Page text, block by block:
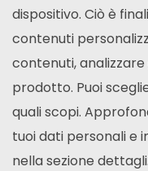
dispositivo. Ciò è
contenuti
contenuti,
prodotto. Puoi
quali scopi.
tuoi dati personali e
nella sezione